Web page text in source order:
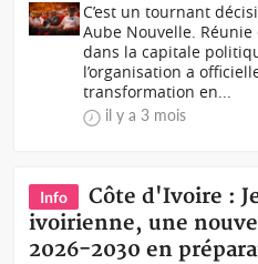
C’est un tournant
Aube Nouvelle.
dans la capitale
l’organisation a
transformation en...
il y a 3 mois
Info
Côte d'Ivoire :
ivoirienne, une
2026-2030 en